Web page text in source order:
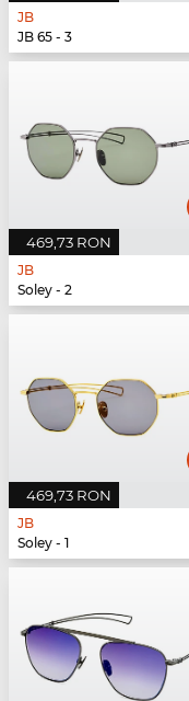
JB
JB 65 - 3
469,73 RON
JB
Soley - 2
469,73 RON
JB
Soley - 1